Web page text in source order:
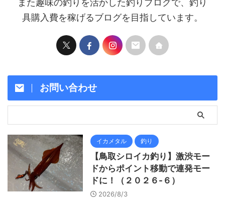
また趣味の釣りを活かした釣りブログで、釣り
具購入費を稼げるブログを目指しています。
お問い合わせ
イカメタル 釣り
【鳥取シロイカ釣り】激渋モー
ドからポイント移動で連発モー
ドに！（２０２６-６）
2026/8/3